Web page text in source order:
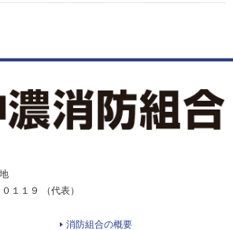
１１９ （代表）
消防組合の概要